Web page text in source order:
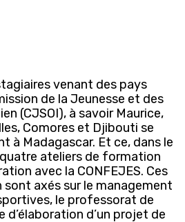
venant des pays
de la Jeunesse et des
(CJSOI), à savoir Maurice,
Comores et Djibouti se
à Madagascar. Et ce, dans le
ateliers de formation
avec la CONFEJES. Ces
axés sur le management
le professorat de
d’élaboration d’un projet de